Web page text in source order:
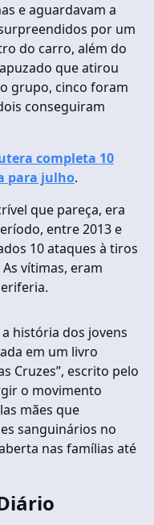
e aguardavam a
por um
do carro, além do
que atirou
grupo, cinco foram
conseguiram
completa 10
para julho.
que pareça, era
entre 2013 e
10 ataques à tiros
vítimas, eram
história dos jovens
em um livro
Cruzes”, escrito pelo
o movimento
mães que
sanguinários no
nas famílias até